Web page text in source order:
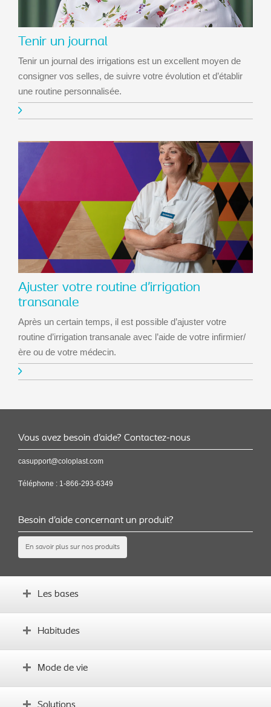
Tenir un journal
Tenir un journal des irrigations est un excellent moyen de
consigner vos selles, de suivre votre évolution et d’établir
une routine personnalisée.
Ajuster votre routine d’irrigation
transanale
Après un certain temps, il est possible d’ajuster votre
routine d’irrigation transanale avec l’aide de votre infirmier/
ère ou de votre médecin.
Vous avez besoin d’aide? Contactez-nous
casupport@coloplast.com
Téléphone : 1-866-293-6349
Besoin d’aide concernant un produit?
En savoir plus sur nos produits
Les bases
Comprendre le transit intestinal
Habitudes
Intégrer les bases
Mode de vie
L’alimentation